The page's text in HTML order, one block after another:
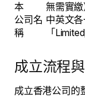
本
無需實繳
公司名
稱
中英文
「Limited
成立流程
成立香港公司的